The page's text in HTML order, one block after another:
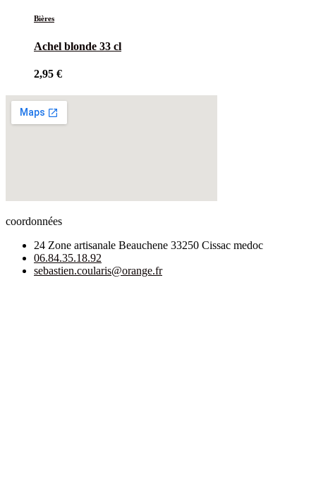
Bières
Achel blonde 33 cl
2,95 €
coordonnées
24 Zone artisanale Beauchene 33250 Cissac medoc
06.84.35.18.92
sebastien.coularis@orange.fr